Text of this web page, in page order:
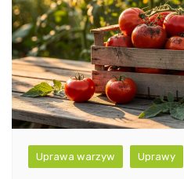
Uprawa warzyw Uprawy